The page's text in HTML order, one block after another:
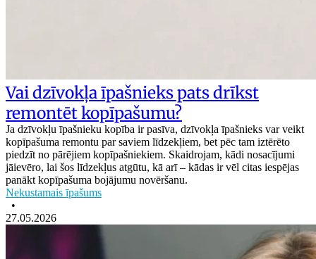
Vai dzīvokļa īpašnieks pats drīkst
remontēt kopīpašumu?
Ja dzīvokļu īpašnieku kopība ir pasīva, dzīvokļa īpašnieks var veikt
kopīpašuma remontu par saviem līdzekļiem, bet pēc tam iztērēto
piedzīt no pārējiem kopīpašniekiem. Skaidrojam, kādi nosacījumi
jāievēro, lai šos līdzekļus atgūtu, kā arī – kādas ir vēl citas iespējas
panākt kopīpašuma bojājumu novēršanu.
Nekustamais īpašums
•
27.05.2026